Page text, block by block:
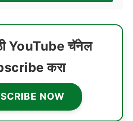
YouTube चॅनेल
करा
NOW